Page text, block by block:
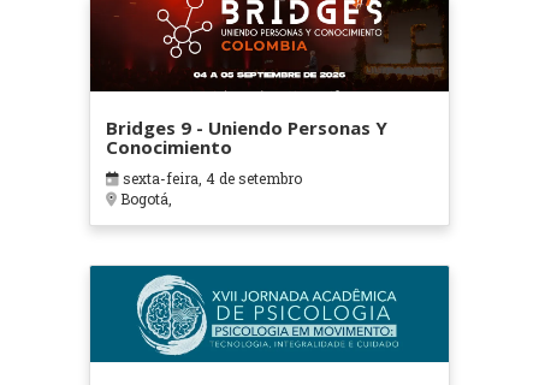
Bridges 9 - Uniendo Personas Y
Conocimiento
sexta-feira, 4 de setembro
Bogotá,